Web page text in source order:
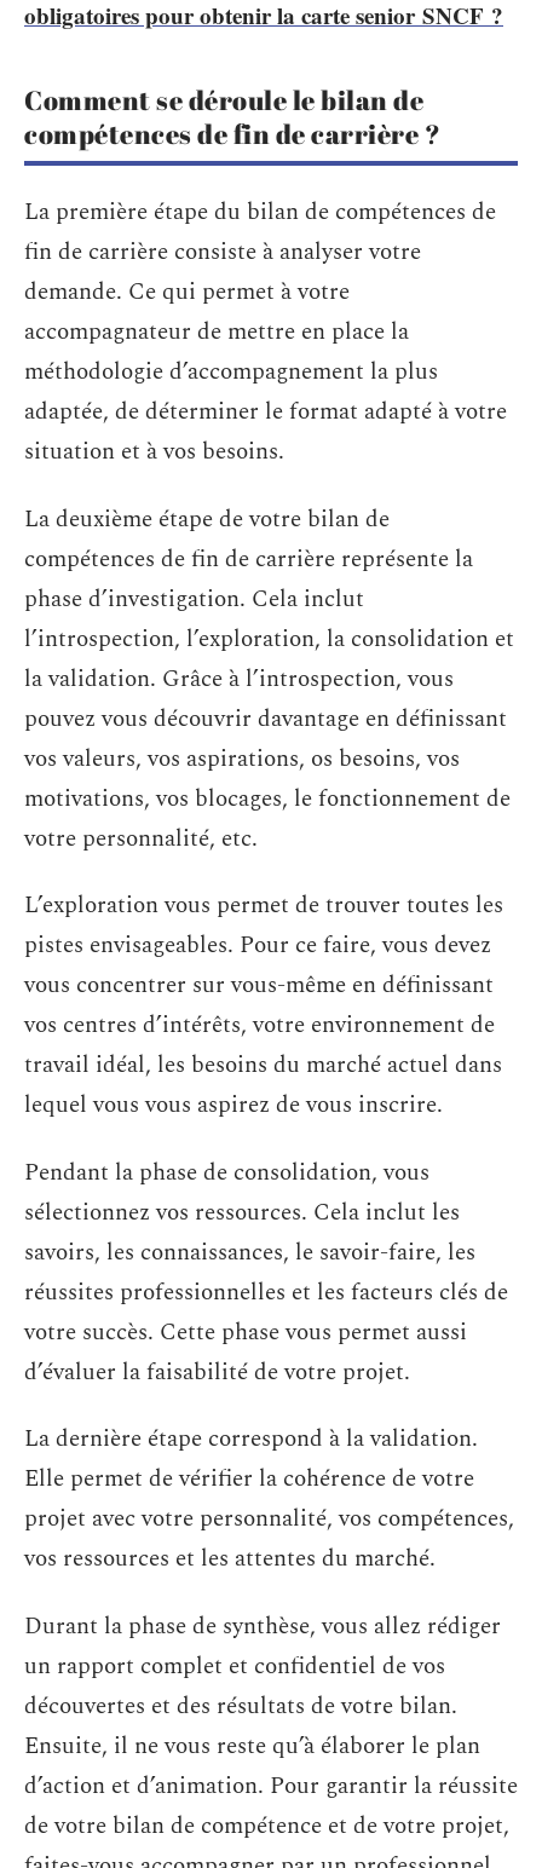
obligatoires pour obtenir la carte senior SNCF ?
Comment se déroule le bilan de
compétences de fin de carrière ?
La première étape du bilan de compétences de
fin de carrière consiste à analyser votre
demande. Ce qui permet à votre
accompagnateur de mettre en place la
méthodologie d’accompagnement la plus
adaptée, de déterminer le format adapté à votre
situation et à vos besoins.
La deuxième étape de votre bilan de
compétences de fin de carrière représente la
phase d’investigation. Cela inclut
l’introspection, l’exploration, la consolidation et
la validation. Grâce à l’introspection, vous
pouvez vous découvrir davantage en définissant
vos valeurs, vos aspirations, os besoins, vos
motivations, vos blocages, le fonctionnement de
votre personnalité, etc.
L’exploration vous permet de trouver toutes les
pistes envisageables. Pour ce faire, vous devez
vous concentrer sur vous-même en définissant
vos centres d’intérêts, votre environnement de
travail idéal, les besoins du marché actuel dans
lequel vous vous aspirez de vous inscrire.
Pendant la phase de consolidation, vous
sélectionnez vos ressources. Cela inclut les
savoirs, les connaissances, le savoir-faire, les
réussites professionnelles et les facteurs clés de
votre succès. Cette phase vous permet aussi
d’évaluer la faisabilité de votre projet.
La dernière étape correspond à la validation.
Elle permet de vérifier la cohérence de votre
projet avec votre personnalité, vos compétences,
vos ressources et les attentes du marché.
Durant la phase de synthèse, vous allez rédiger
un rapport complet et confidentiel de vos
découvertes et des résultats de votre bilan.
Ensuite, il ne vous reste qu’à élaborer le plan
d’action et d’animation. Pour garantir la réussite
de votre bilan de compétence et de votre projet,